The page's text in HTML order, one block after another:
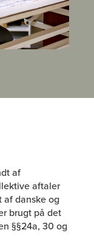
af
aftaler
af danske og
brugt på det
§§24a, 30 og